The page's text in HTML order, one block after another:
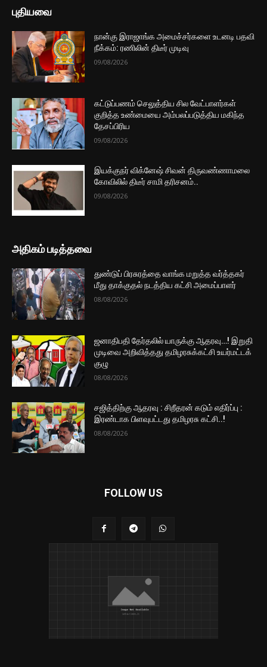
புதியவை
நான்கு இராஜாங்க அமைச்சர்களை உடனடி பதவி
நீக்கம்: ரணிலின் திடீர் முடிவு
09/08/2026
கட்டுப்பணம் செலுத்திய சில வேட்பாளர்கள்
குறித்த உண்மையை அம்பலப்படுத்திய மகிந்த
தேசப்பிரிய
09/08/2026
இயக்குநர் விக்னேஷ் சிவன் திருவண்ணாமலை
கோவிலில் திடீர் சாமி தரிசனம்..
09/08/2026
அதிகம் படித்தவை
துண்டுப் பிரசுரத்தை வாங்க மறுத்த வர்த்தகர்
மீது தாக்குதல் நடத்திய கட்சி அமைப்பாளர்
08/08/2026
ஜனாதிபதி தேர்தலில் யாருக்கு ஆதரவு…! இறுதி
முடிவை அறிவித்தது தமிழரசுக்கட்சி உயர்மட்டக்
குழு
08/08/2026
சஜித்திற்கு ஆதரவு : சிறீதரன் கடும் எதிர்ப்பு :
இரண்டாக பிளவுபட்டது தமிழரசு கட்சி..!
08/08/2026
FOLLOW US